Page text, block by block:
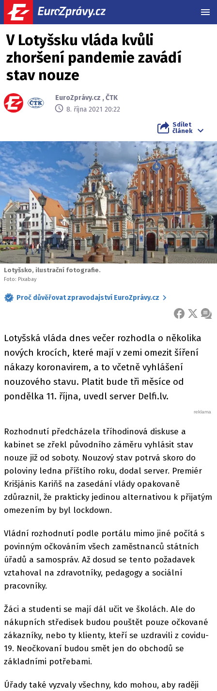
V Lotyšsku vláda kvůli
zhoršení pandemie zavádí
stav nouze
EuroZprávy.cz ,ČTK
8. října 2021 20:22
Sdílet
článek
Lotyšsko, ilustrační fotografie.
Foto: Pixabay
Proč důvěřovat zpravodajství EuroZprávy.cz
FACEBOOK
X
Lotyšská vláda dnes večer rozhodla o několika
nových krocích, které mají v zemi omezit šíření
nákazy koronavirem, a to včetně vyhlášení
nouzového stavu. Platit bude tři měsíce od
pondělka 11. října, uvedl server Delfi.lv.
Rozhodnutí předcházela tříhodinová diskuse a
kabinet se zřekl původního záměru vyhlásit stav
nouze již od soboty. Nouzový stav potrvá skoro do
poloviny ledna příštího roku, dodal server. Premiér
Krišjánis Kariňš na zasedání vlády opakovaně
zdůraznil, že prakticky jedinou alternativou k přijatým
omezením by byl lockdown.
Vládní rozhodnutí podle portálu mimo jiné počítá s
povinným očkováním všech zaměstnanců státních
úřadů a samospráv. Až dosud se tento požadavek
vztahoval na zdravotníky, pedagogy a sociální
pracovníky.
Žáci a studenti se mají dál učit ve školách. Ale do
nákupních středisek budou pouštět pouze očkované
zákazníky, nebo ty klienty, kteří se uzdravili z covidu-
19. Neočkovaní budou smět jen do obchodů se
základními potřebami.
Úřady také vyzvaly všechny, kdo mohou, aby raději